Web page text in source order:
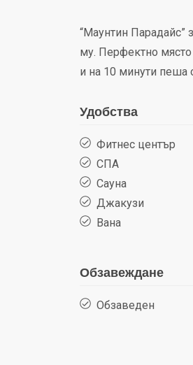
“Маунтин Парадайс”
му. Перфектно място
и на 10 минути пеша
Удобства
Фитнес център
СПА
Сауна
Джакузи
Вана
Обзавеждане
Обзаведен